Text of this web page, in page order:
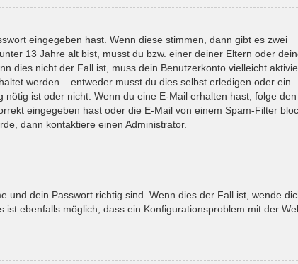
eingegeben hast. Wenn diese stimmen, dann gibt es zwei
13 Jahre alt bist, musst du bzw. einer deiner Eltern oder
dies nicht der Fall ist, muss dein Benutzerkonto vielleicht
werden – entweder musst du dies selbst erledigen oder ein
ist oder nicht. Wenn du eine E-Mail erhalten hast, folge
eingegeben hast oder die E-Mail von einem Spam-Filter
dann kontaktiere einen Administrator.
dein Passwort richtig sind. Wenn dies der Fall ist, wende
ebenfalls möglich, dass ein Konfigurationsproblem mit der